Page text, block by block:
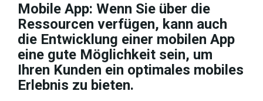
Mobile App: Wenn Sie über die
Ressourcen verfügen, kann auch
die Entwicklung einer mobilen App
eine gute Möglichkeit sein, um
Ihren Kunden ein optimales mobiles
Erlebnis zu bieten.